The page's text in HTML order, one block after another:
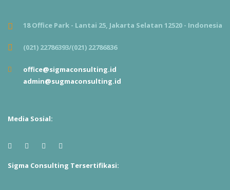
18 Office Park - Lantai 25, Jakarta Selatan 12520 - Indonesia
(021) 22786393/(021) 22786836
office@sigmaconsulting.id
admin@sugmaconsulting.id
Media Sosial:
Sigma Consulting Tersertifikasi: